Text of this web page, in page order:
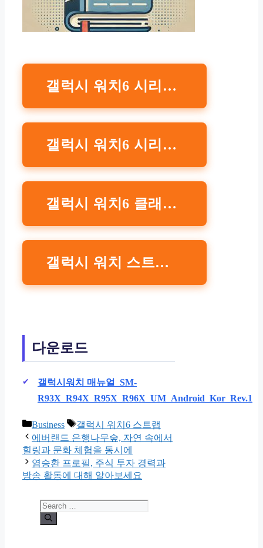
갤럭시 워치6 시리즈 패브릭 스트랩 와이드, M/L 구매 바로가기 삼성전자
갤럭시 워치6 시리즈 익스트림 스포츠 스트랩 M/L 구매 바로기가 삼성전자
갤럭시 워치6 클래식 47 mm 링크 브레이슬릿 스트랩 구매 바로가기 삼성전자
갤럭시 워치 스트랩 구매하기 바로가기 네이버 쇼핑
다운로드
갤럭시워치 매뉴얼_SM-
R93X_R94X_R95X_R96X_UM_Android_Kor_Rev.1
Categories
Business Tags
갤럭시 워치6 스트랩
에버랜드 은행나무숲, 자연 속에서
힐링과 문화 체험을 동시에
염승환 프로필, 주식 투자 경력과
방송 활동에 대해 알아보세요
Search
for: